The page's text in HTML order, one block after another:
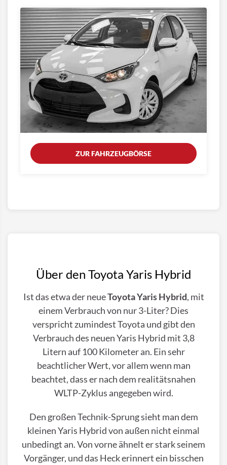
ZUR FAHRZEUGBÖRSE
Über den Toyota Yaris Hybrid
Ist das etwa der neueToyota Yaris Hybrid, mit
einem Verbrauch von nur 3-Liter? Dies
verspricht zumindest Toyota und gibt den
Verbrauch des neuen Yaris Hybrid mit 3,8
Litern auf 100 Kilometer an. Ein sehr
beachtlicher Wert, vor allem wenn man
beachtet, dass er nach dem realitätsnahen
WLTP-Zyklus angegeben wird.
Den großen Technik-Sprung sieht man dem
kleinen Yaris Hybrid von außen nicht einmal
unbedingt an. Von vorne ähnelt er stark seinem
Vorgänger, und das Heck erinnert ein bisschen